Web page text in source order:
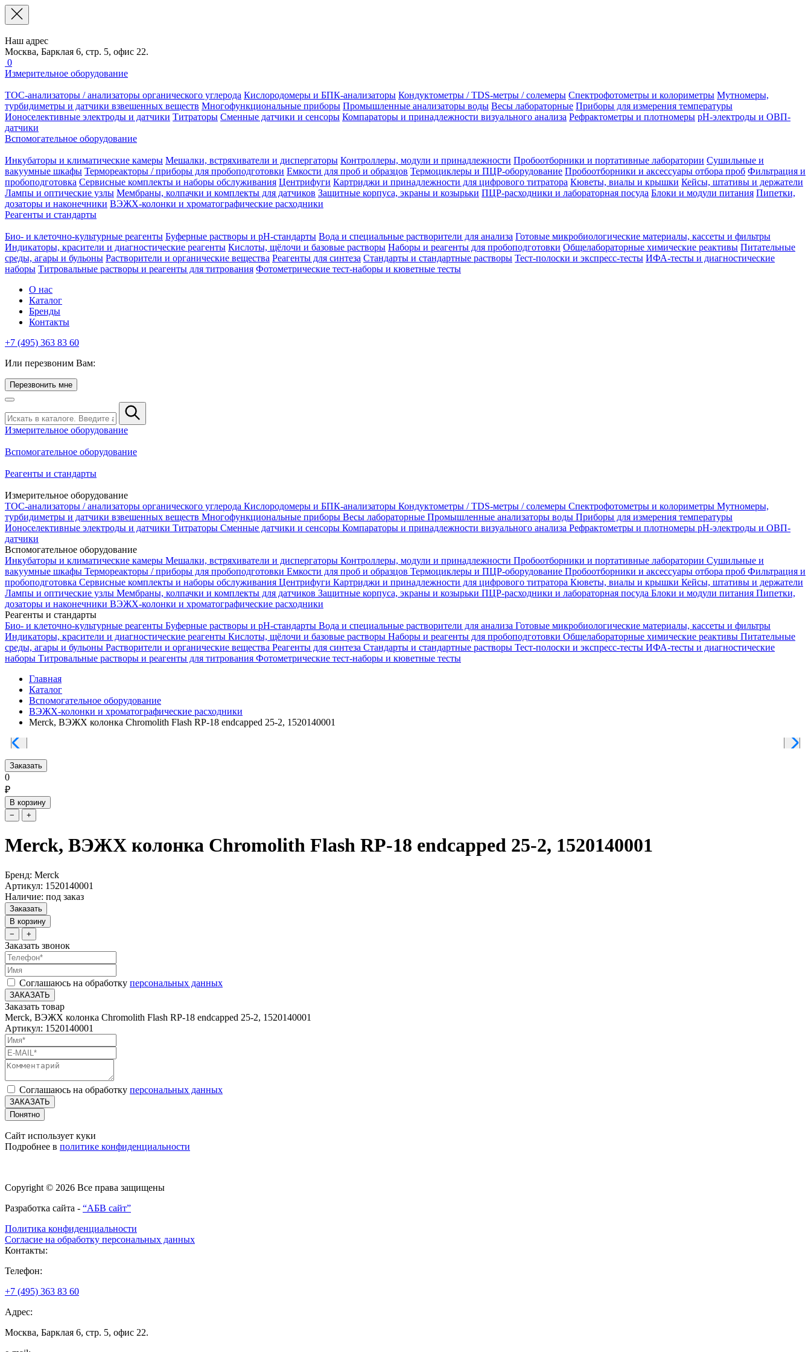
Наш адрес
Москва, Барклая 6, стр. 5, офис 22.
0
Измерительное оборудование
TOC-анализаторы / анализаторы органического углерода Кислородомеры и БПК-анализаторы Кондуктометры / TDS-метры / солемеры Спектрофотометры и колориметры Мутномеры,
турбидиметры и датчики взвешенных веществ Многофункциональные приборы Промышленные анализаторы воды Весы лабораторные Приборы для измерения температуры
Ионоселективные электроды и датчики Титраторы Сменные датчики и сенсоры Компараторы и принадлежности визуального анализа Рефрактометры и плотномеры pH-электроды и ОВП-
датчики
Вспомогательное оборудование
Инкубаторы и климатические камеры Мешалки, встряхиватели и диспергаторы Контроллеры, модули и принадлежности Пробоотборники и портативные лаборатории Сушильные и
вакуумные шкафы Термореакторы / приборы для пробоподготовки Емкости для проб и образцов Термоциклеры и ПЦР-оборудование Пробоотборники и аксессуары отбора проб Фильтрация и
пробоподготовка Сервисные комплекты и наборы обслуживания Центрифуги Картриджи и принадлежности для цифрового титратора Кюветы, виалы и крышки Кейсы, штативы и держатели
Лампы и оптические узлы Мембраны, колпачки и комплекты для датчиков Защитные корпуса, экраны и козырьки ПЦР-расходники и лабораторная посуда Блоки и модули питания Пипетки,
дозаторы и наконечники ВЭЖХ-колонки и хроматографические расходники
Реагенты и стандарты
Био- и клеточно-культурные реагенты Буферные растворы и pH-стандарты Вода и специальные растворители для анализа Готовые микробиологические материалы, кассеты и фильтры
Индикаторы, красители и диагностические реагенты Кислоты, щёлочи и базовые растворы Наборы и реагенты для пробоподготовки Общелабораторные химические реактивы Питательные
среды, агары и бульоны Растворители и органические вещества Реагенты для синтеза Стандарты и стандартные растворы Тест-полоски и экспресс-тесты ИФА-тесты и диагностические
наборы Титровальные растворы и реагенты для титрования Фотометрические тест-наборы и кюветные тесты
О нас
Каталог
Бренды
Контакты
+7 (495) 363 83 60
Или перезвоним Вам:
Перезвонить мне
Измерительное оборудование
Вспомогательное оборудование
Реагенты и стандарты
Измерительное оборудование
TOC-анализаторы / анализаторы органического углерода Кислородомеры и БПК-анализаторы Кондуктометры / TDS-метры / солемеры Спектрофотометры и колориметры Мутномеры,
турбидиметры и датчики взвешенных веществ Многофункциональные приборы Весы лабораторные Промышленные анализаторы воды Приборы для измерения температуры
Ионоселективные электроды и датчики Титраторы Сменные датчики и сенсоры Компараторы и принадлежности визуального анализа Рефрактометры и плотномеры pH-электроды и ОВП-
датчики
Вспомогательное оборудование
Инкубаторы и климатические камеры Мешалки, встряхиватели и диспергаторы Контроллеры, модули и принадлежности Пробоотборники и портативные лаборатории Сушильные и
вакуумные шкафы Термореакторы / приборы для пробоподготовки Емкости для проб и образцов Термоциклеры и ПЦР-оборудование Пробоотборники и аксессуары отбора проб Фильтрация и
пробоподготовка Сервисные комплекты и наборы обслуживания Центрифуги Картриджи и принадлежности для цифрового титратора Кюветы, виалы и крышки Кейсы, штативы и держатели
Лампы и оптические узлы Мембраны, колпачки и комплекты для датчиков Защитные корпуса, экраны и козырьки ПЦР-расходники и лабораторная посуда Блоки и модули питания Пипетки,
дозаторы и наконечники ВЭЖХ-колонки и хроматографические расходники
Реагенты и стандарты
Био- и клеточно-культурные реагенты Буферные растворы и pH-стандарты Вода и специальные растворители для анализа Готовые микробиологические материалы, кассеты и фильтры
Индикаторы, красители и диагностические реагенты Кислоты, щёлочи и базовые растворы Наборы и реагенты для пробоподготовки Общелабораторные химические реактивы Питательные
среды, агары и бульоны Растворители и органические вещества Реагенты для синтеза Стандарты и стандартные растворы Тест-полоски и экспресс-тесты ИФА-тесты и диагностические
наборы Титровальные растворы и реагенты для титрования Фотометрические тест-наборы и кюветные тесты
Главная
Каталог
Вспомогательное оборудование
ВЭЖХ-колонки и хроматографические расходники
Merck, ВЭЖХ колонка Chromolith Flash RP-18 endcapped 25-2, 1520140001
Заказать
0
₽
В корзину
−
+
Merck, ВЭЖХ колонка Chromolith Flash RP-18 endcapped 25-2, 1520140001
Бренд: Merck
Артикул: 1520140001
Наличие: под заказ
Заказать
В корзину
−
+
Заказать звонок
Соглашаюсь на обработку персональных данных
ЗАКАЗАТЬ
Заказать товар
Merck, ВЭЖХ колонка Chromolith Flash RP-18 endcapped 25-2, 1520140001
Артикул: 1520140001
Соглашаюсь на обработку персональных данных
ЗАКАЗАТЬ
Понятно
Сайт использует куки
Подробнее в политике конфиденциальности
Copyright © 2026 Все права защищены
Разработка сайта - “АБВ сайт”
Политика конфиденциальности
Согласие на обработку персональных данных
Контакты:
Телефон:
+7 (495) 363 83 60
Адрес:
Москва, Барклая 6, стр. 5, офис 22.